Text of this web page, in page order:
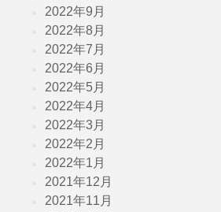
2022年9月
2022年8月
2022年7月
2022年6月
2022年5月
2022年4月
2022年3月
2022年2月
2022年1月
2021年12月
2021年11月